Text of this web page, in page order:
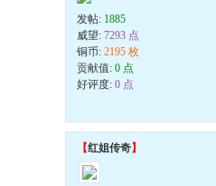
发帖: 1885
威望: 7293 点
铜币: 2195 枚
贡献值: 0 点
好评度: 0 点
【红姐传奇】